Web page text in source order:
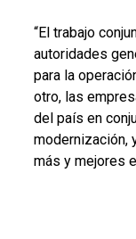
“El trabajo
autoridades
para la
otro, las
del país en
modernización,
más y mejores